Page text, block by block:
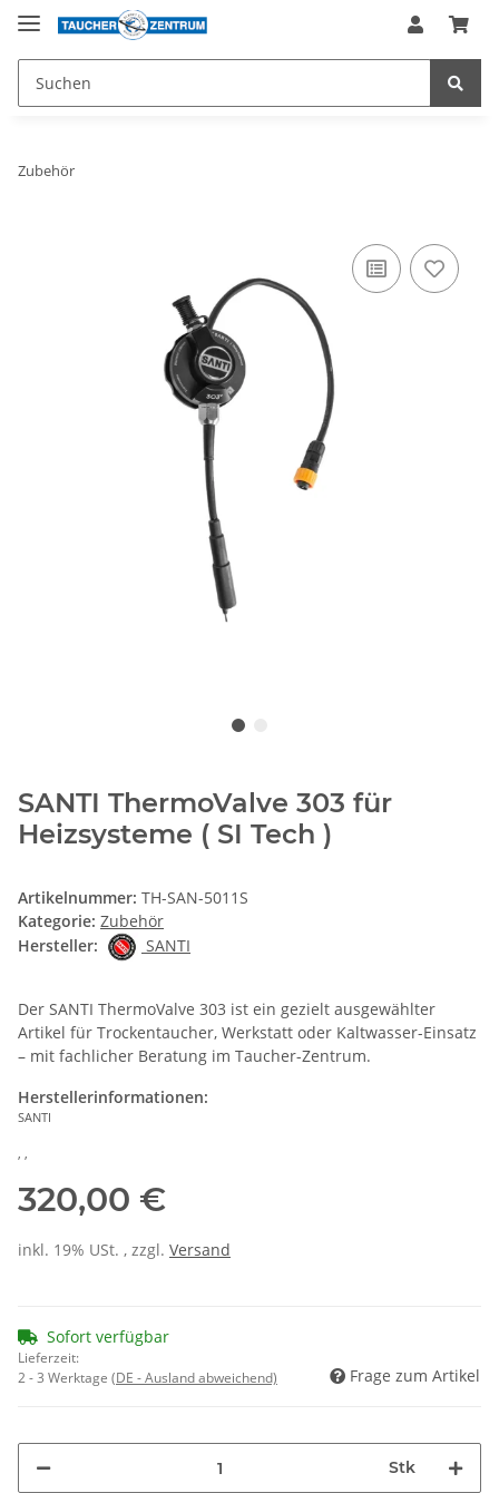
Zubehör
SANTI ThermoValve 303 für
Heizsysteme ( SI Tech )
Artikelnummer: TH-SAN-5011S
Kategorie: Zubehör
Hersteller:
SANTI
Der SANTI ThermoValve 303 ist ein gezielt ausgewählter
Artikel für Trockentaucher, Werkstatt oder Kaltwasser-Einsatz
– mit fachlicher Beratung im Taucher-Zentrum.
Herstellerinformationen:
SANTI
, ,
320,00 €
inkl. 19% USt. , zzgl. Versand
Sofort verfügbar
Lieferzeit:
2 - 3 Werktage (DE - Ausland abweichend) Frage zum Artikel
Stk